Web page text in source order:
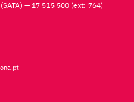
— 17 515 500 (ext: 764)